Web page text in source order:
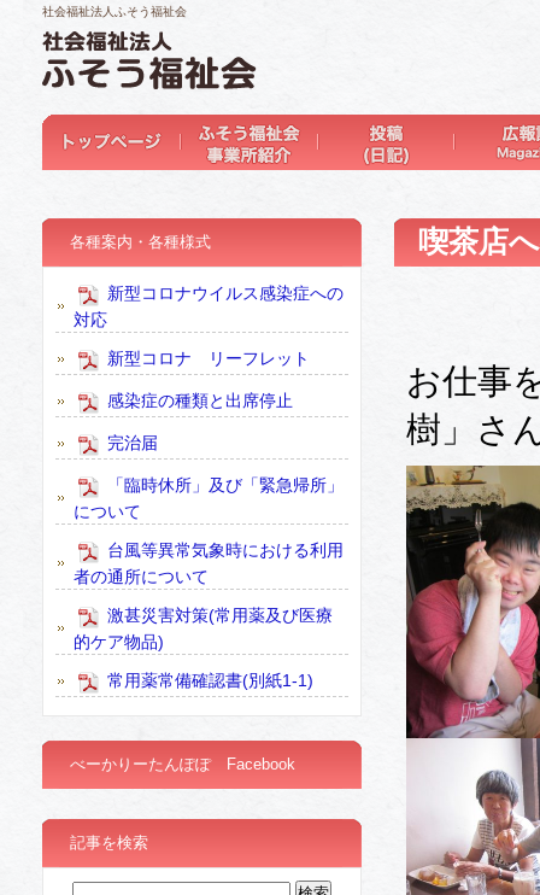
社会福祉法人ふそう福祉会
喫茶店
お仕事
樹」さ
各種案内・各種様式
新型コロナウイルス感染症への
対応
新型コロナ リーフレット
感染症の種類と出席停止
完治届
「臨時休所」及び「緊急帰所」
について
台風等異常気象時における利用
者の通所について
激甚災害対策(常用薬及び医療
的ケア物品)
常用薬常備確認書(別紙1-1)
べーかりーたんぽぽ Facebook
記事を検索